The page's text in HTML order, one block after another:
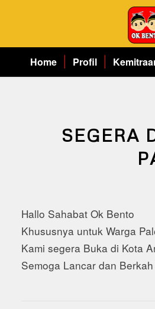
Home Profil
SEGERA
Hallo Sahabat Ok Bento
Khususnya untuk Warga
Kami segera Buka di Kota
Semoga Lancar dan